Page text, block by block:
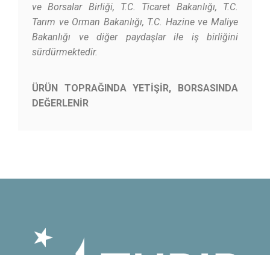
ve Borsalar Birliği, T.C. Ticaret Bakanlığı, T.C.
Tarım ve Orman Bakanlığı, T.C. Hazine ve Maliye
Bakanlığı ve diğer paydaşlar ile iş birliğini
sürdürmektedir.
ÜRÜN TOPRAĞINDA YETİŞİR, BORSASINDA
DEĞERLENİR